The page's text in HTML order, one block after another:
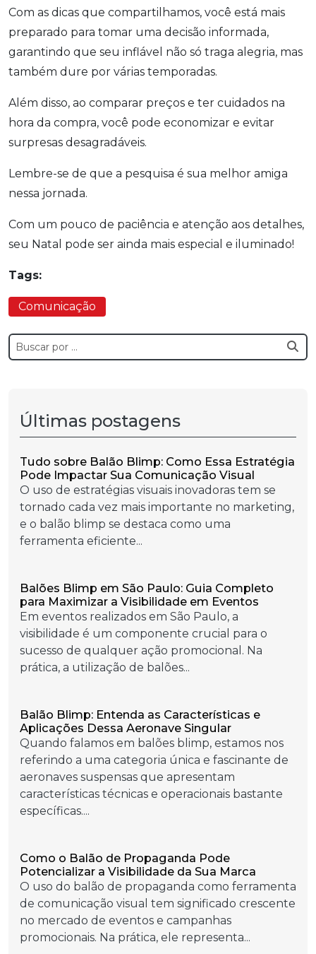
Com as dicas que compartilhamos, você está mais
preparado para tomar uma decisão informada,
garantindo que seu inflável não só traga alegria, mas
também dure por várias temporadas.
Além disso, ao comparar preços e ter cuidados na
hora da compra, você pode economizar e evitar
surpresas desagradáveis.
Lembre-se de que a pesquisa é sua melhor amiga
nessa jornada.
Com um pouco de paciência e atenção aos detalhes,
seu Natal pode ser ainda mais especial e iluminado!
Tags:
Comunicação
Últimas postagens
Tudo sobre Balão Blimp: Como Essa Estratégia
Pode Impactar Sua Comunicação Visual
O uso de estratégias visuais inovadoras tem se
tornado cada vez mais importante no marketing,
e o balão blimp se destaca como uma
ferramenta eficiente...
Balões Blimp em São Paulo: Guia Completo
para Maximizar a Visibilidade em Eventos
Em eventos realizados em São Paulo, a
visibilidade é um componente crucial para o
sucesso de qualquer ação promocional. Na
prática, a utilização de balões...
Balão Blimp: Entenda as Características e
Aplicações Dessa Aeronave Singular
Quando falamos em balões blimp, estamos nos
referindo a uma categoria única e fascinante de
aeronaves suspensas que apresentam
características técnicas e operacionais bastante
específicas....
Como o Balão de Propaganda Pode
Potencializar a Visibilidade da Sua Marca
O uso do balão de propaganda como ferramenta
de comunicação visual tem significado crescente
no mercado de eventos e campanhas
promocionais. Na prática, ele representa...